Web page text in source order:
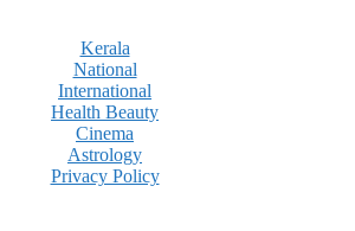
Kerala
National
International
Health Beauty
Cinema
Astrology
Privacy Policy